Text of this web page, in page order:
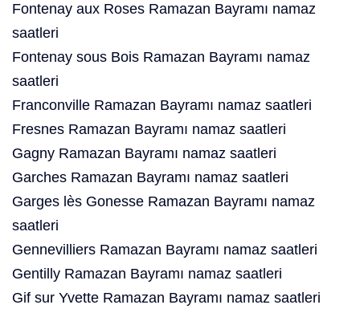
Fontenay aux Roses Ramazan Bayramı namaz
saatleri
Fontenay sous Bois Ramazan Bayramı namaz
saatleri
Franconville Ramazan Bayramı namaz saatleri
Fresnes Ramazan Bayramı namaz saatleri
Gagny Ramazan Bayramı namaz saatleri
Garches Ramazan Bayramı namaz saatleri
Garges lès Gonesse Ramazan Bayramı namaz
saatleri
Gennevilliers Ramazan Bayramı namaz saatleri
Gentilly Ramazan Bayramı namaz saatleri
Gif sur Yvette Ramazan Bayramı namaz saatleri